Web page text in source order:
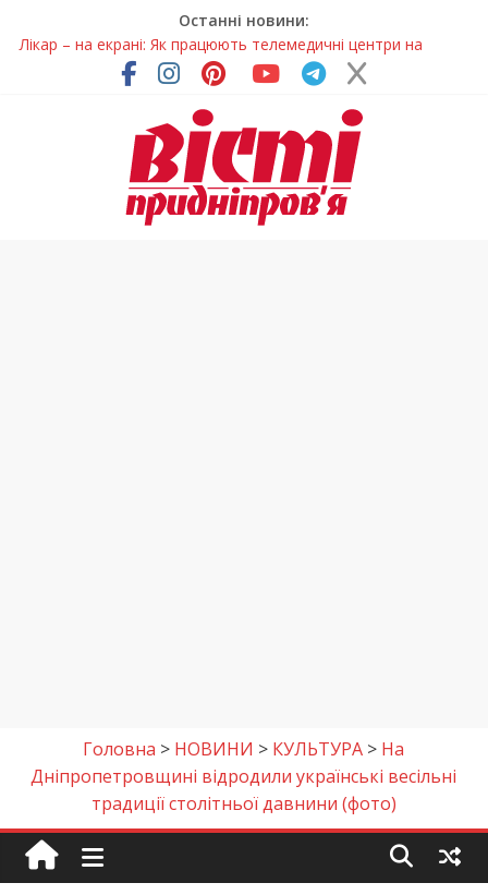
Останні новини:
Лікар – на екрані: Як працюють телемедичні центри на
Дніпропетровщині
У Дніпрі триває масштабна підготовка до опалювального
Пошуки тривають: на Дніпропетровщині досліджують місце
розташування легендарного монастиря (Фото)
Ветерани Дніпропетровщини отримують шанс на власне
Головна > НОВИНИ > КУЛЬТУРА > На
Дніпропетровщині відродили українські весільні
традиції столітньої давнини (фото)